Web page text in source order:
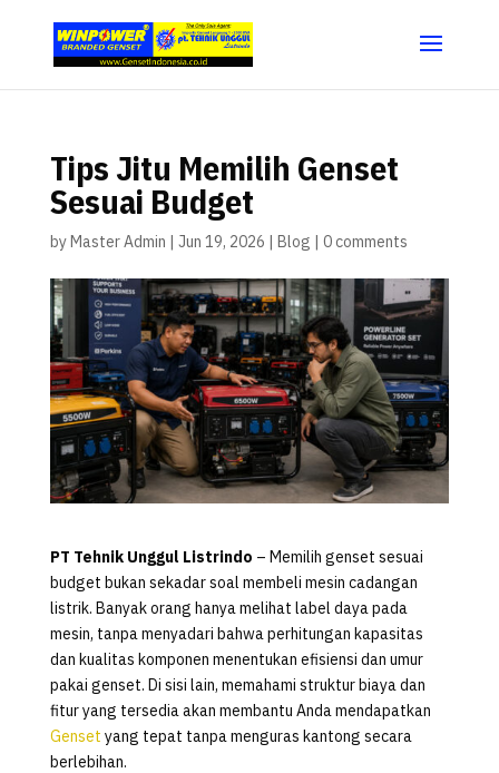
Tips Jitu Memilih Genset
Sesuai Budget
byMaster Admin | Jun 19, 2026 | Blog | 0 comments
PT Tehnik Unggul Listrindo – Memilih genset sesuai
budget bukan sekadar soal membeli mesin cadangan
listrik. Banyak orang hanya melihat label daya pada
mesin, tanpa menyadari bahwa perhitungan kapasitas
dan kualitas komponen menentukan efisiensi dan umur
pakai genset. Di sisi lain, memahami struktur biaya dan
fitur yang tersedia akan membantu Anda mendapatkan
Genset yang tepat tanpa menguras kantong secara
berlebihan.